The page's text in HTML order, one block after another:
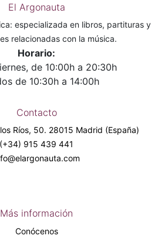
El Argonauta
especializada en libros, partituras y
relacionadas con la música.
Horario:
de 10:00h a 20:30h
de 10:30h a 14:00h
Contacto
Ríos, 50. 28015 Madrid (España)
(+34) 915 439 441
Más información
Conócenos